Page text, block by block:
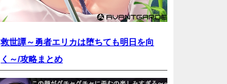
救世譚～勇者エリカは堕ちても明日を向
く～/攻略まとめ